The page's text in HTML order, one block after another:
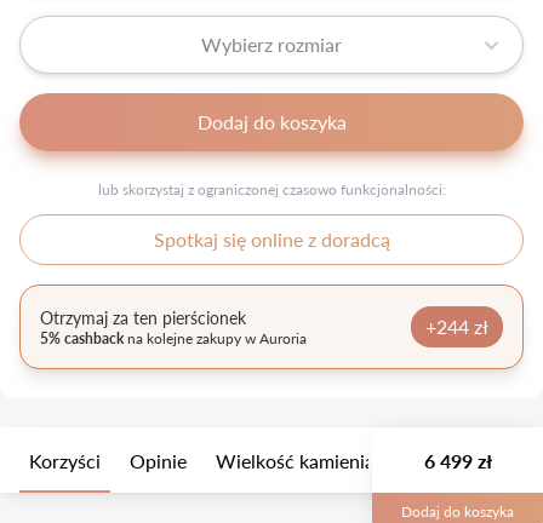
Wybierz rozmiar
Dodaj do koszyka
lub skorzystaj z ograniczonej czasowo funkcjonalności:
Spotkaj się online z doradcą
Otrzymaj za ten pierścionek
5% cashbackna kolejne zakupy w Auroria +244 zł
Korzyści Opinie Wielkość kamienia Opis
6 499 zł
Dodaj do koszyka